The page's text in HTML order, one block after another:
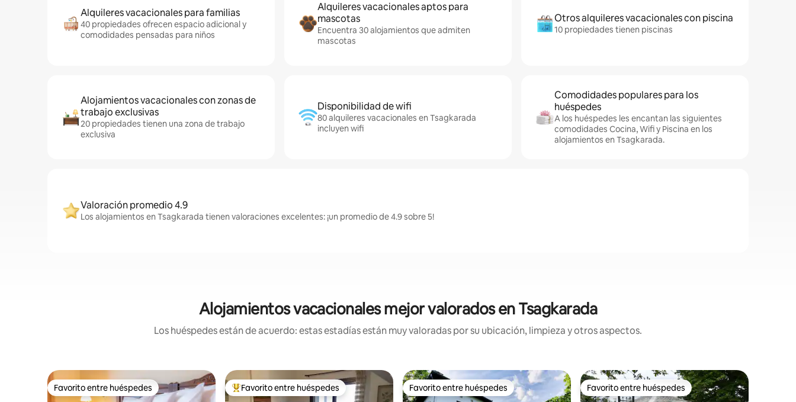
Alquileres vacacionales para familias
40 propiedades ofrecen espacio adicional y
comodidades pensadas para niños
Alquileres vacacionales aptos para
mascotas
Encuentra 30 alojamientos que admiten
mascotas
Otros alquileres vacacionales con piscina
10 propiedades tienen piscinas
Alojamientos vacacionales con zonas de
trabajo exclusivas
20 propiedades tienen una zona de trabajo
exclusiva
Disponibilidad de wifi
80 alquileres vacacionales en Tsagkarada
incluyen wifi
Comodidades populares para los
huéspedes
A los huéspedes les encantan las siguientes
comodidades Cocina, Wifi y Piscina en los
alojamientos en Tsagkarada.
Valoración promedio 4.9
Los alojamientos en Tsagkarada tienen valoraciones excelentes: ¡un promedio de 4.9 sobre 5!
Alojamientos vacacionales mejor valorados en Tsagkarada
Los huéspedes están de acuerdo: estas estadías están muy valoradas por su ubicación, limpieza y otros aspectos.
Favorito entre huéspedes
Favorito entre huéspedes Favorito entre huéspedes preferido
Favorito entre huéspedes Favorito entre huéspedes
Favorito entre huéspedes Favorito entre huéspedes
Favorito entre huéspedes